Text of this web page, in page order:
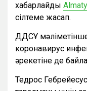
хабарлайды
сілтеме жасап.
ДДCҰ
коронавирус
әрекетіне де
Тедрос